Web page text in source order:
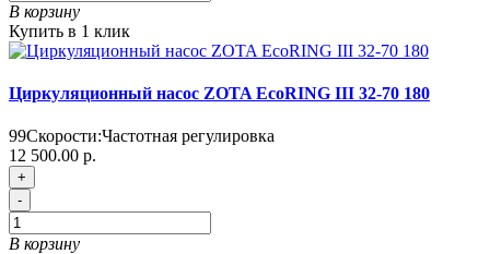
В корзину
Купить в 1 клик
Циркуляционный насос ZOTA EcoRING III 32-70 180
99Скорости:Частотная регулировка
12 500.00 р.
+
-
В корзину